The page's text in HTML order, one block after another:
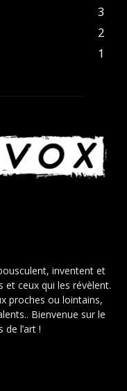
3
2
1
inventent et
et ceux qui les révèlent.
proches ou lointains,
Bienvenue sur le
l’art !